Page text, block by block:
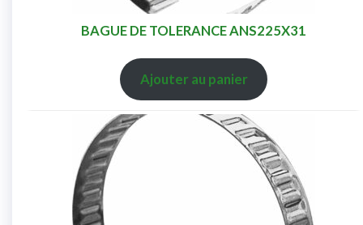
BAGUE DE TOLERANCE ANS225X31
Ajouter au panier